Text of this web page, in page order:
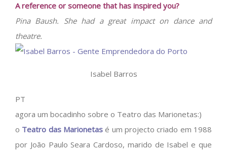
A reference or someone that has inspired you?
Pina Baush. She had a great impact on dance and
theatre.
Isabel Barros
PT
agora um bocadinho sobre o Teatro das Marionetas:)
o Teatro das Marionetas é um projecto criado em 1988
por João Paulo Seara Cardoso, marido de Isabel e que